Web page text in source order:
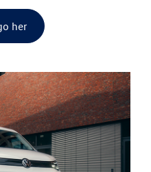
TILBEHØR
RESERVEDELE
her